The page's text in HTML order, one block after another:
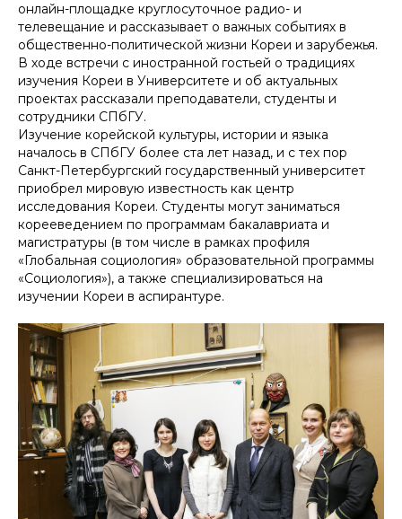
онлайн-площадке круглосуточное радио- и
телевещание и рассказывает о важных событиях в
общественно-политической жизни Кореи и зарубежья.
В ходе встречи с иностранной гостьей о традициях
изучения Кореи в Университете и об актуальных
проектах рассказали преподаватели, студенты и
сотрудники СПбГУ.
Изучение корейской культуры, истории и языка
началось в СПбГУ более ста лет назад, и с тех пор
Санкт-Петербургский государственный университет
приобрел мировую известность как центр
исследования Кореи. Студенты могут заниматься
корееведением по программам бакалавриата и
магистратуры (в том числе в рамках профиля
«Глобальная социология» образовательной программы
«Социология»), а также специализироваться на
изучении Кореи в аспирантуре.